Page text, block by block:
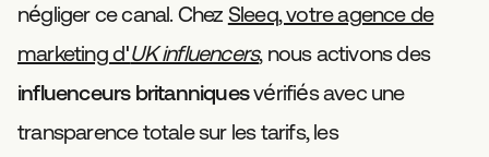
négliger ce canal. Chez Sleeq, votre agence de
marketing d'UK influencers, nous activons des
influenceurs britanniquesvérifiés avec une
transparence totale sur les tarifs, les